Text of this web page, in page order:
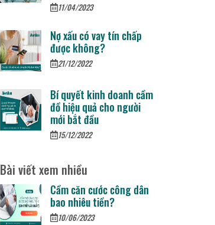
11/04/2023
Nợ xấu có vay tín chấp
được không?
21/12/2022
Bí quyết kinh doanh cầm
đồ hiệu quả cho người
mới bắt đầu
15/12/2022
Bài viết xem nhiều
Cầm căn cước công dân
bao nhiêu tiền?
10/06/2023